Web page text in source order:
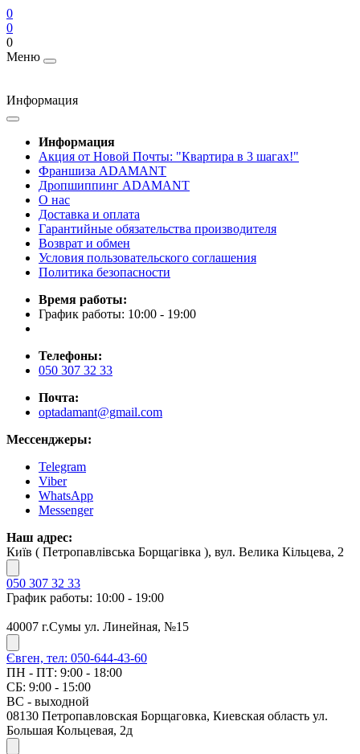
0
0
0
Меню
Информация
Информация
Акция от Новой Почты: "Квартира в 3 шагах!"
Франшиза ADAMANT
Дропшиппинг ADAMANT
О нас
Доставка и оплата
Гарантийные обязательства производителя
Возврат и обмен
Условия пользовательского соглашения
Политика безопасности
Время работы:
График работы: 10:00 - 19:00
Телефоны:
050 307 32 33
Почта:
optadamant@gmail.com
Мессенджеры:
Telegram
Viber
WhatsApp
Messenger
Наш адрес:
Київ ( Петропавлівська Борщагівка ), вул. Велика Кільцева, 2
050 307 32 33
График работы: 10:00 - 19:00
40007 г.Сумы ул. Линейная, №15
Євген, тел: 050-644-43-60
ПН - ПТ: 9:00 - 18:00
СБ: 9:00 - 15:00
ВС - выходной
08130 Петропавловская Борщаговка, Киевская область ул.
Большая Кольцевая, 2д